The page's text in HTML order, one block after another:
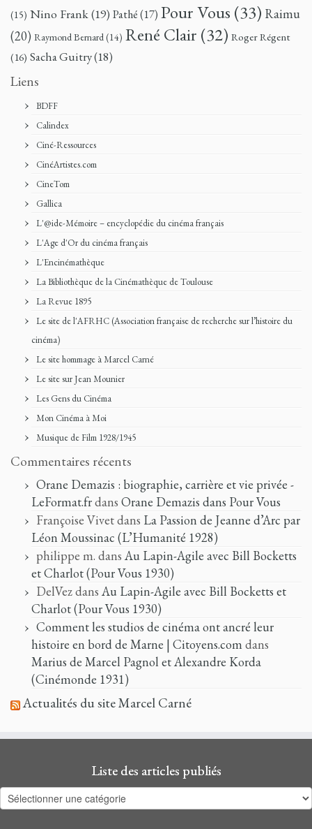
(15) Nino Frank(19) Pathé(17) Pour Vous (33) Raimu
(20) Raymond Bernard(14) René Clair (32) Roger Régent
(16) Sacha Guitry(18)
Liens
BDFF
Calindex
Ciné-Ressources
CinéArtistes.com
CineTom
Gallica
L'@ide-Mémoire – encyclopédie du cinéma français
L'Age d'Or du cinéma français
L'Encinémathèque
La Bibliothèque de la Cinémathèque de Toulouse
La Revue 1895
Le site de l'AFRHC (Association française de recherche sur l’histoire du
cinéma)
Le site hommage à Marcel Carné
Le site sur Jean Mounier
Les Gens du Cinéma
Mon Cinéma à Moi
Musique de Film 1928/1945
Commentaires récents
Orane Demazis : biographie, carrière et vie privée -
LeFormat.frdans Orane Demazis dans Pour Vous
Françoise Vivetdans La Passion de Jeanne d’Arc par
Léon Moussinac (L’Humanité 1928)
philippe m. dans Au Lapin-Agile avec Bill Bocketts
et Charlot (Pour Vous 1930)
DelVezdans Au Lapin-Agile avec Bill Bocketts et
Charlot (Pour Vous 1930)
Comment les studios de cinéma ont ancré leur
histoire en bord de Marne | Citoyens.comdans
Marius de Marcel Pagnol et Alexandre Korda
(Cinémonde 1931)
Actualités du site Marcel Carné
Liste des articles publiés
Liste
des